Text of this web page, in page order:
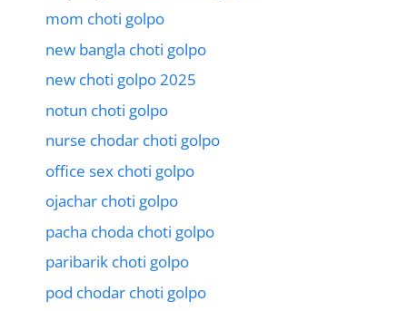
mom choti golpo
new bangla choti golpo
new choti golpo 2025
notun choti golpo
nurse chodar choti golpo
office sex choti golpo
ojachar choti golpo
pacha choda choti golpo
paribarik choti golpo
pod chodar choti golpo